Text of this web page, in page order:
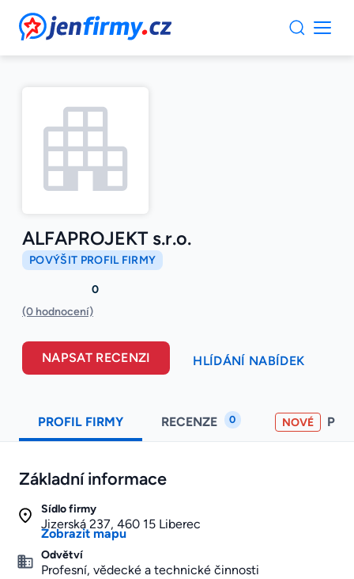
JenFirmy.cz
ALFAPROJEKT s.r.o.
POVÝŠIT PROFIL FIRMY
0
(0 hodnocení)
NAPSAT RECENZI HLÍDÁNÍ NABÍDEK
PROFIL FIRMY RECENZE 0 NOVÉ
Základní informace
Sídlo firmy
Jizerská 237, 460 15 Liberec
Zobrazit mapu
Odvětví
Profesní, vědecké a technické činnosti